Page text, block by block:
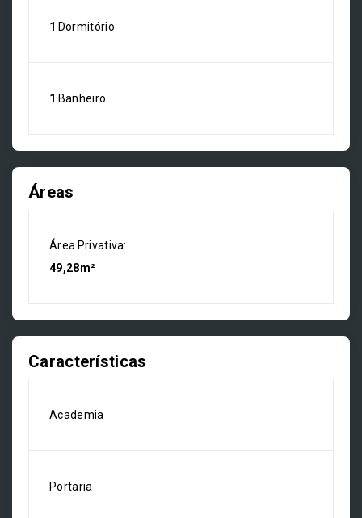
1 Dormitório
1 Banheiro
Áreas
Área Privativa:
49,28m²
Características
Academia
Portaria